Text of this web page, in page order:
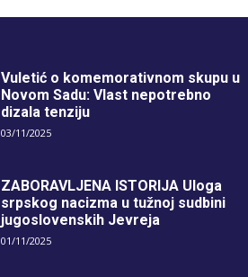
Vuletić o komemorativnom skupu u
Novom Sadu: Vlast nepotrebno
dizala tenziju
03/11/2025
ZABORAVLJENA ISTORIJA Uloga
srpskog nacizma u tužnoj sudbini
jugoslovenskih Jevreja
01/11/2025